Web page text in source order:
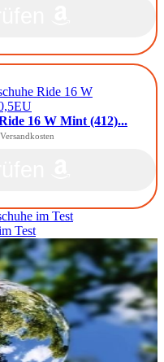
16 W Mint (412)...
im Test
Test